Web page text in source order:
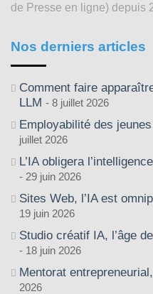
de Presse en ligne) depuis
Nos derniers articles
Comment faire
LLM
8 juillet 2026
Employabilité des
juillet 2026
L’IA obligera
29 juin 2026
Sites Web, l’IA est
19 juin 2026
Studio créatif IA, l’âge
18 juin 2026
Mentorat
2026